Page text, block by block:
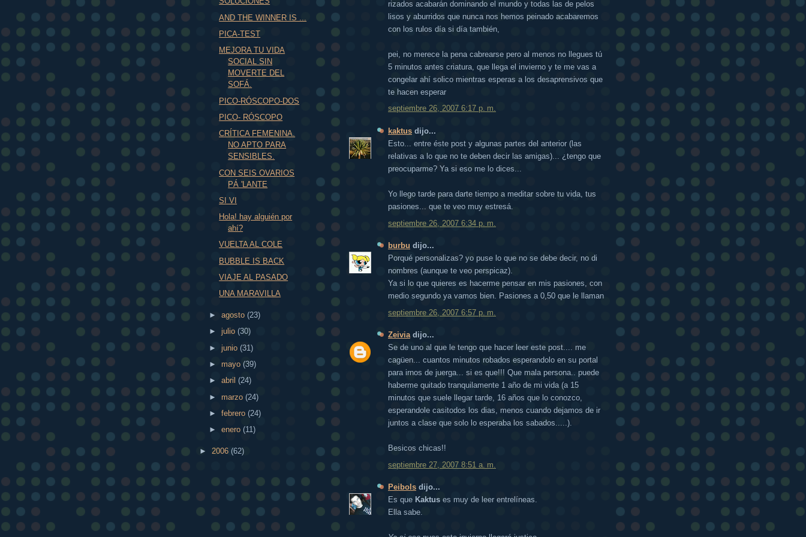
rizados acabarán dominando el mundo y todas las de pelos
lisos y aburridos que nunca nos hemos peinado acabaremos
con los rulos día si día también,
pei, no merece la pena cabrearse pero al menos no llegues tú
5 minutos antes criatura, que llega el invierno y te me vas a
congelar ahí solico mientras esperas a los desaprensivos que
te hacen esperar
septiembre 26, 2007 6:17 p. m.
kaktus dijo...
Esto... entre éste post y algunas partes del anterior (las
relativas a lo que no te deben decir las amigas)... ¿tengo que
preocuparme? Ya si eso me lo dices...
Yo llego tarde para darte tiempo a meditar sobre tu vida, tus
pasiones... que te veo muy estresá.
septiembre 26, 2007 6:34 p. m.
burbu dijo...
Porqué personalizas? yo puse lo que no se debe decir, no di
nombres (aunque te veo perspicaz).
Ya si lo que quieres es hacerme pensar en mis pasiones, con
medio segundo ya vamos bien. Pasiones a 0,50 que le llaman
septiembre 26, 2007 6:57 p. m.
Zeiviadijo...
Se de uno al que le tengo que hacer leer este post.... me
cagüen... cuantos minutos robados esperandolo en su portal
para irnos de juerga... si es que!!! Que mala persona.. puede
haberme quitado tranquilamente 1 año de mi vida (a 15
minutos que suele llegar tarde, 16 años que lo conozco,
esperandole casitodos los dias, menos cuando dejamos de ir
juntos a clase que solo lo esperaba los sabados.....).
Besicos chicas!!
septiembre 27, 2007 8:51 a. m.
Peibols dijo...
Es que Kaktus es muy de leer entrelíneas.
Ella sabe.
AND THE WINNER IS ...
PICA-TEST
MEJORA TU VIDA
SOCIAL SIN
MOVERTE DEL
SOFÁ.
PICO-RÓSCOPO-DOS
PICO- RÓSCOPO
CRÍTICA FEMENINA.
NO APTO PARA
SENSIBLES.
CON SEIS OVARIOS
PÁ 'LANTE
SI VI
Hola! hay alguién por
ahí?
VUELTA AL COLE
BUBBLE IS BACK
VIAJE AL PASADO
UNA MARAVILLA
► agosto (23)
► julio (30)
► junio (31)
► mayo (39)
► abril (24)
► marzo (24)
► febrero (24)
► enero (11)
► 2006 (62)